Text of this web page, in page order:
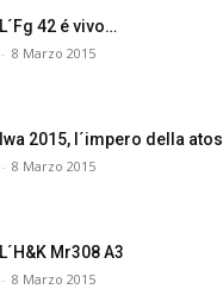
L´Fg 42 é vivo…
- 8 Marzo 2015
Iwa 2015, l´impero della
- 8 Marzo 2015
L´H&K Mr308 A3
- 8 Marzo 2015